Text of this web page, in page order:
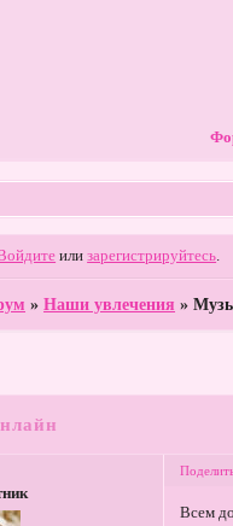
илизарегистрируйтесь
»Наши увлечения »
Всем